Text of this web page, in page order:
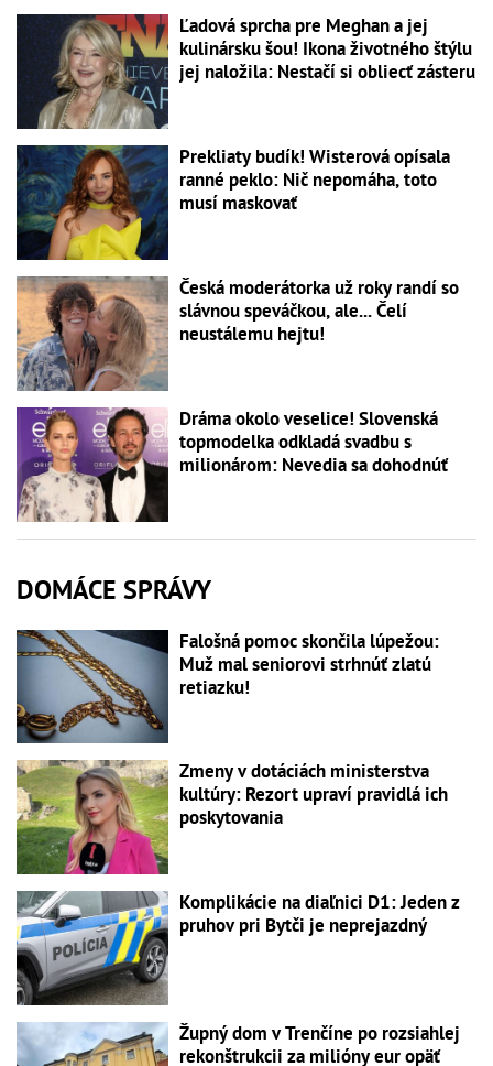
Ľadová sprcha pre Meghan a jej
kulinársku šou! Ikona životného štýlu
jej naložila: Nestačí si obliecť zásteru
Prekliaty budík! Wisterová opísala
ranné peklo: Nič nepomáha, toto
musí maskovať
Česká moderátorka už roky randí so
slávnou speváčkou, ale... Čelí
neustálemu hejtu!
Dráma okolo veselice! Slovenská
topmodelka odkladá svadbu s
milionárom: Nevedia sa dohodnúť
DOMÁCE SPRÁVY
Falošná pomoc skončila lúpežou:
Muž mal seniorovi strhnúť zlatú
retiazku!
Zmeny v dotáciách ministerstva
kultúry: Rezort upraví pravidlá ich
poskytovania
Komplikácie na diaľnici D1: Jeden z
pruhov pri Bytči je neprejazdný
Župný dom v Trenčíne po rozsiahlej
rekonštrukcii za milióny eur opäť